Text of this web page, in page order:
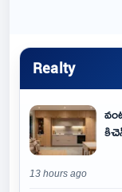
Realty
13 hours ago